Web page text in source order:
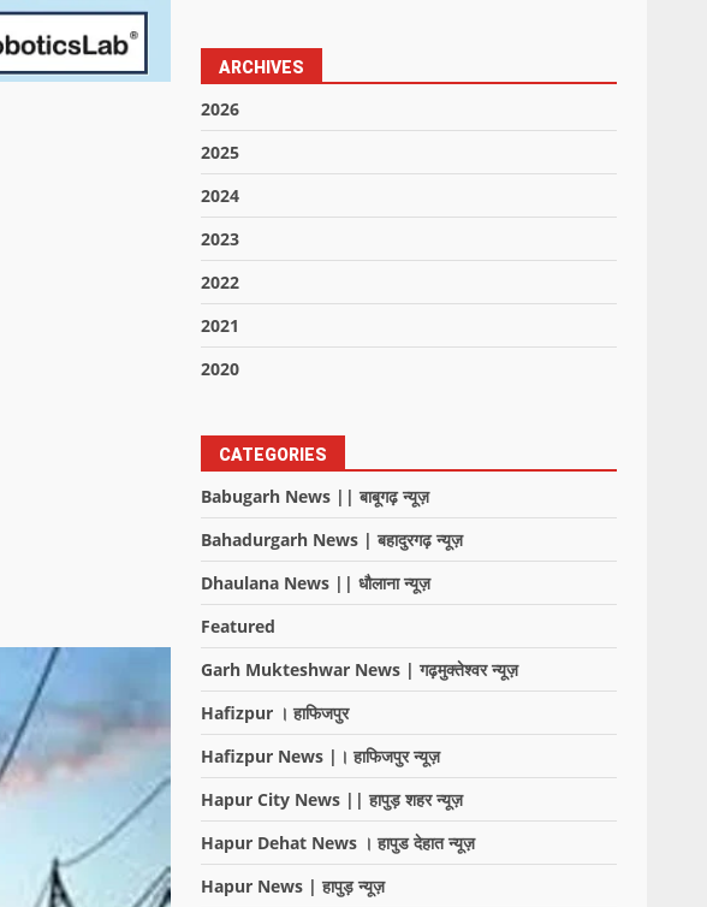
ARCHIVES
2026
2025
2024
2023
2022
2021
2020
CATEGORIES
Babugarh News || बाबूगढ़ न्यूज़
Bahadurgarh News | बहादुरगढ़ न्यूज़
Dhaulana News || धौलाना न्यूज़
Featured
Garh Mukteshwar News | गढ़मुक्तेश्वर न्यूज़
Hafizpur । हाफिजपुर
Hafizpur News |। हाफिजपुर न्यूज़
Hapur City News || हापुड़ शहर न्यूज़
Hapur Dehat News । हापुड देहात न्यूज़
Hapur News | हापुड़ न्यूज़